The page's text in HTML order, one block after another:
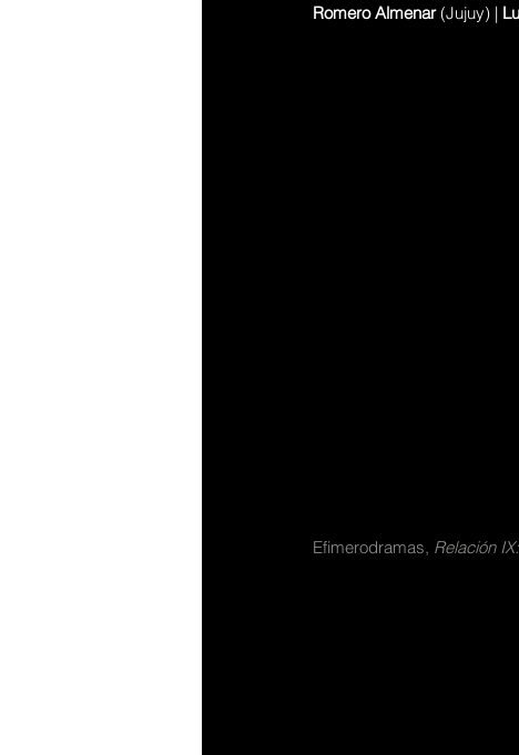
Romero Almenar (Jujuy) |
Efimerodramas, Relación